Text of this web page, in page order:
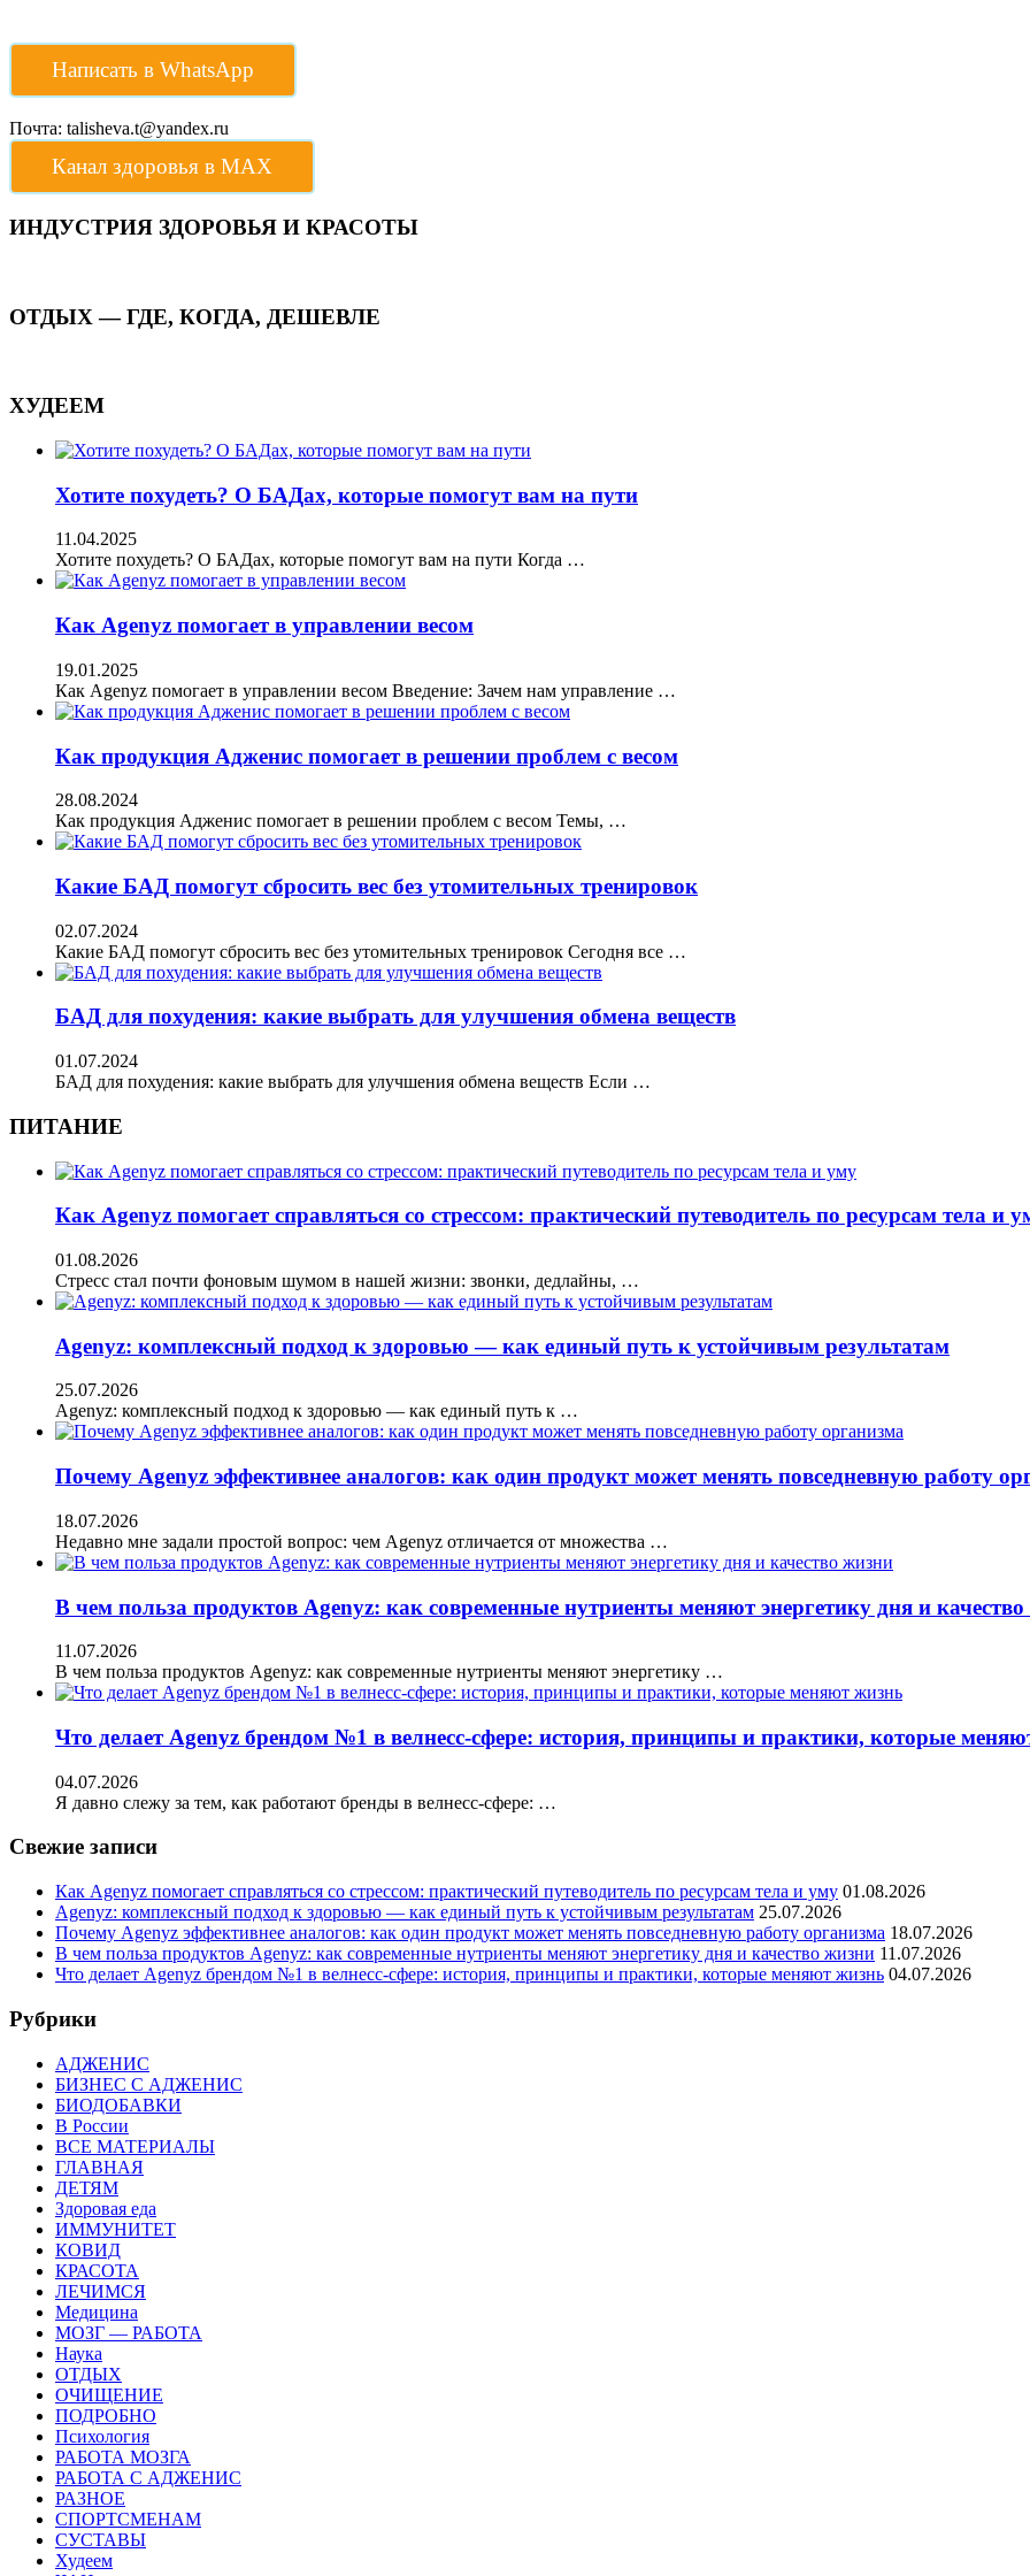
Написать в WhatsApp
Почта: talisheva.t@yandex.ru
Канал здоровья в МАХ
ИНДУСТРИЯ ЗДОРОВЬЯ И КРАСОТЫ
ОТДЫХ — ГДЕ, КОГДА, ДЕШЕВЛЕ
ХУДЕЕМ
Хотите похудеть? О БАДах, которые помогут вам на пути
11.04.2025
Хотите похудеть? О БАДах, которые помогут вам на пути Когда …
Как Agenyz помогает в управлении весом
19.01.2025
Как Agenyz помогает в управлении весом Введение: Зачем нам управление …
Как продукция Адженис помогает в решении проблем с весом
28.08.2024
Как продукция Адженис помогает в решении проблем с весом Темы, …
Какие БАД помогут сбросить вес без утомительных тренировок
02.07.2024
Какие БАД помогут сбросить вес без утомительных тренировок Сегодня все …
БАД для похудения: какие выбрать для улучшения обмена веществ
01.07.2024
БАД для похудения: какие выбрать для улучшения обмена веществ Если …
ПИТАНИЕ
Как Agenyz помогает справляться со стрессом: практический путеводитель по ресурсам тела и
01.08.2026
Стресс стал почти фоновым шумом в нашей жизни: звонки, дедлайны, …
Agenyz: комплексный подход к здоровью — как единый путь к устойчивым результатам
25.07.2026
Agenyz: комплексный подход к здоровью — как единый путь к …
Почему Agenyz эффективнее аналогов: как один продукт может менять повседневную работу
18.07.2026
Недавно мне задали простой вопрос: чем Agenyz отличается от множества …
В чем польза продуктов Agenyz: как современные нутриенты меняют энергетику дня и
11.07.2026
В чем польза продуктов Agenyz: как современные нутриенты меняют энергетику …
Что делает Agenyz брендом №1 в велнесс-сфере: история, принципы и практики, которые
04.07.2026
Я давно слежу за тем, как работают бренды в велнесс-сфере: …
Свежие записи
Как Agenyz помогает справляться со стрессом: практический путеводитель по ресурсам тела и уму 01.08.2026
Agenyz: комплексный подход к здоровью — как единый путь к устойчивым результатам 25.07.2026
Почему Agenyz эффективнее аналогов: как один продукт может менять повседневную работу организма 18.07.2026
В чем польза продуктов Agenyz: как современные нутриенты меняют энергетику дня и качество жизни 11.07.2026
Что делает Agenyz брендом №1 в велнесс-сфере: история, принципы и практики, которые меняют жизнь 04.07.2026
Рубрики
АДЖЕНИС
БИЗНЕС С АДЖЕНИС
БИОДОБАВКИ
В России
ВСЕ МАТЕРИАЛЫ
ГЛАВНАЯ
ДЕТЯМ
Здоровая еда
ИММУНИТЕТ
КОВИД
КРАСОТА
ЛЕЧИМСЯ
Медицина
МОЗГ — РАБОТА
Наука
ОТДЫХ
ОЧИЩЕНИЕ
ПОДРОБНО
Психология
РАБОТА МОЗГА
РАБОТА С АДЖЕНИС
РАЗНОЕ
СПОРТСМЕНАМ
СУСТАВЫ
Худеем